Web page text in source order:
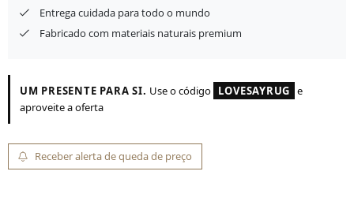
Entrega cuidada para todo o mundo
Fabricado com materiais naturais premium
UM PRESENTE PARA SI. Use o código LOVESAYRUG e
aproveite a oferta
Receber alerta de queda de preço